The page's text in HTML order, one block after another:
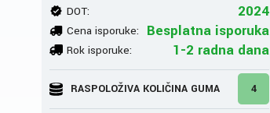
DOT: 2024
Cena isporuke: Besplatna isporuka
Rok isporuke: 1-2 radna dana
RASPOLOŽIVA KOLIČINA GUMA 4